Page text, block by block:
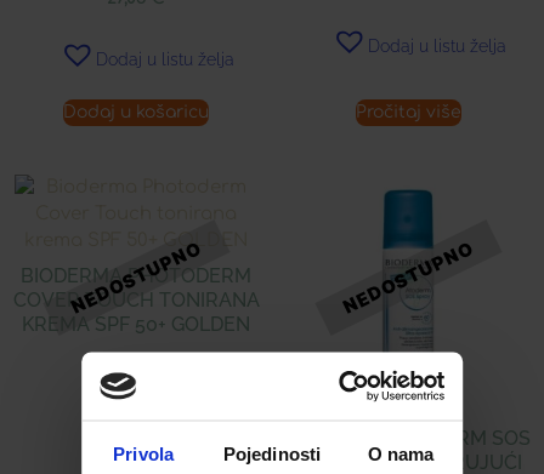
Privola Pojedinosti O nama
Dodaj u listu želja
Dodaj u košaricu
Dodaj u listu želja
Pročitaj više
BIODERMA PHOTODERM
COVER TOUCH TONIRANA
KREMA SPF 50+ GOLDEN
25,36
BIODERMA ATODERM SOS
SPRAY VRLO UMIRUJUĆI